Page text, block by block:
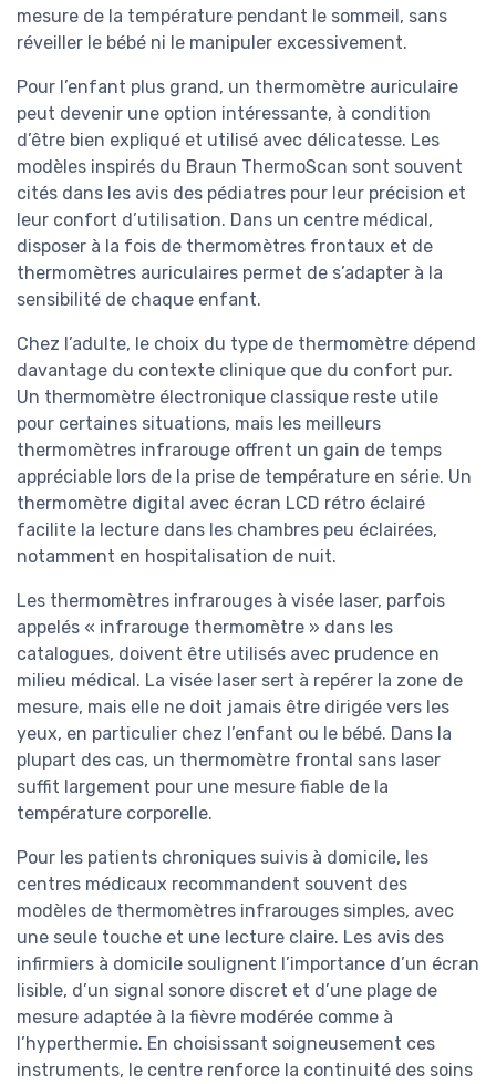
mesure de la température pendant le sommeil, sans
réveiller le bébé ni le manipuler excessivement.
Pour l’enfant plus grand, un thermomètre auriculaire
peut devenir une option intéressante, à condition
d’être bien expliqué et utilisé avec délicatesse. Les
modèles inspirés du Braun ThermoScan sont souvent
cités dans les avis des pédiatres pour leur précision et
leur confort d’utilisation. Dans un centre médical,
disposer à la fois de thermomètres frontaux et de
thermomètres auriculaires permet de s’adapter à la
sensibilité de chaque enfant.
Chez l’adulte, le choix du type de thermomètre dépend
davantage du contexte clinique que du confort pur.
Un thermomètre électronique classique reste utile
pour certaines situations, mais les meilleurs
thermomètres infrarouge offrent un gain de temps
appréciable lors de la prise de température en série. Un
thermomètre digital avec écran LCD rétro éclairé
facilite la lecture dans les chambres peu éclairées,
notamment en hospitalisation de nuit.
Les thermomètres infrarouges à visée laser, parfois
appelés « infrarouge thermomètre » dans les
catalogues, doivent être utilisés avec prudence en
milieu médical. La visée laser sert à repérer la zone de
mesure, mais elle ne doit jamais être dirigée vers les
yeux, en particulier chez l’enfant ou le bébé. Dans la
plupart des cas, un thermomètre frontal sans laser
suffit largement pour une mesure fiable de la
température corporelle.
Pour les patients chroniques suivis à domicile, les
centres médicaux recommandent souvent des
modèles de thermomètres infrarouges simples, avec
une seule touche et une lecture claire. Les avis des
infirmiers à domicile soulignent l’importance d’un écran
lisible, d’un signal sonore discret et d’une plage de
mesure adaptée à la fièvre modérée comme à
l’hyperthermie. En choisissant soigneusement ces
instruments, le centre renforce la continuité des soins